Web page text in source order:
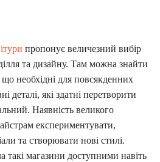
пропонує величезний вибір
та дизайну. Там можна знайти
необхідні для повсякденних
деталі, які здатні перетворити
Наявність великого
експериментувати,
та створювати нові стилі.
такі магазини доступними навіть